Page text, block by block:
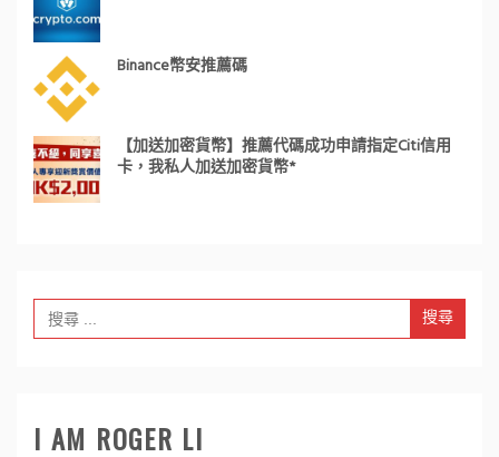
Binance幣安推薦碼
【加送加密貨幣】推薦代碼成功申請指定Citi信用
卡，我私人加送加密貨幣*
Search
for:
I AM ROGER LI